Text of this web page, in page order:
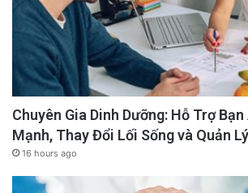
Chuyên Gia Dinh Dưỡng: Hỗ Trợ
Mạnh, Thay Đổi Lối Sống và Quản
16 hours ago